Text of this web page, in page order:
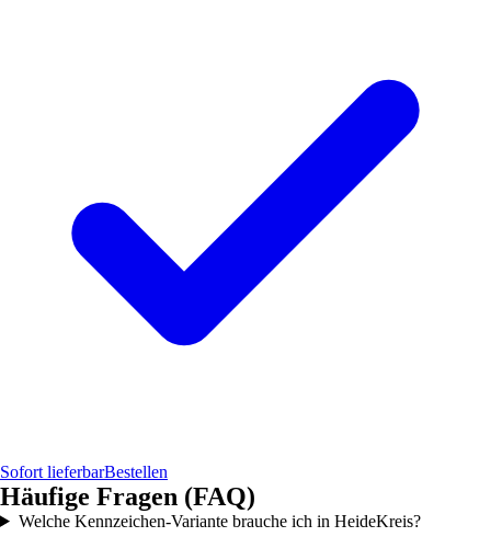
Sofort lieferbarBestellen
Häufige Fragen (FAQ)
Welche Kennzeichen-Variante brauche ich in HeideKreis?